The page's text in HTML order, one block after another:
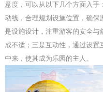
意度，可以从以下几个方面入手
动线，合理规划设施位置，确保
是设施设计，注重游客的安全
成不适；三是互动性，通过设
中来，使其成为乐园的主人。